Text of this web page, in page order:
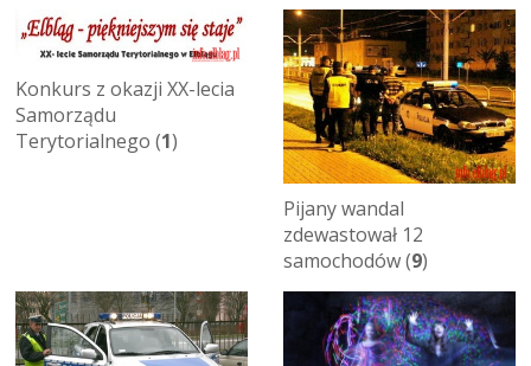
Konkurs z okazji XX-lecia
Samorządu
Terytorialnego (1)
Pijany wandal
zdewastował 12
samochodów (9)